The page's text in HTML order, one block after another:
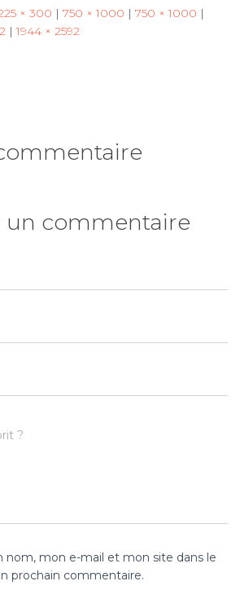
× 300 | 750 × 1000 | 750 × 1000 |
| 1944 × 2592
un commentaire
?
nom, mon e-mail et mon site dans le
prochain commentaire.